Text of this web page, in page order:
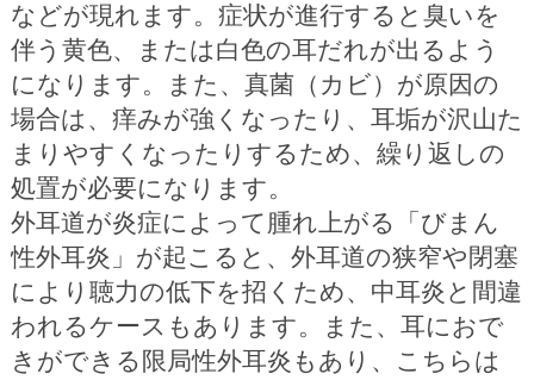
などが現れます。症状が進行すると臭いを
伴う黄色、または白色の耳だれが出るよう
になります。また、真菌（カビ）が原因の
場合は、痒みが強くなったり、耳垢が沢山た
まりやすくなったりするため、繰り返しの
処置が必要になります。
外耳道が炎症によって腫れ上がる「びまん
性外耳炎」が起こると、外耳道の狭窄や閉塞
により聴力の低下を招くため、中耳炎と間違
われるケースもあります。また、耳におで
きができる限局性外耳炎もあり、こちらは